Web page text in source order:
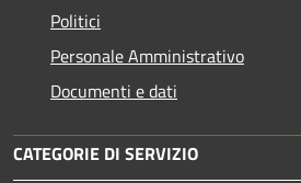
Politici
Personale Amministrativo
Documenti e dati
CATEGORIE DI SERVIZIO